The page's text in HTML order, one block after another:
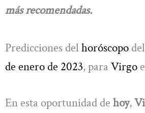
más recomendadas.
Predicciones del horóscopo del
de enero de 2023, para Virgo
En esta oportunidad de hoy,